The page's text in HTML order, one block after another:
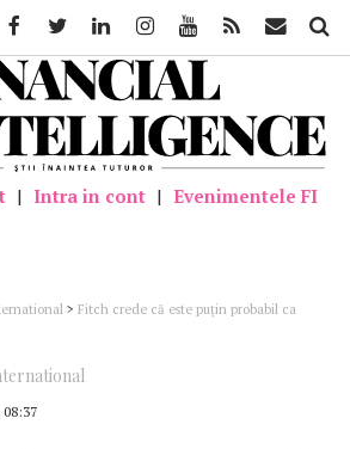
| Intra in cont | Evenimentele FI
> Fitch crede că este puţin probabil ca
08:37
FacebookTwitter LinkedinInstagramYoutube Feed Mail